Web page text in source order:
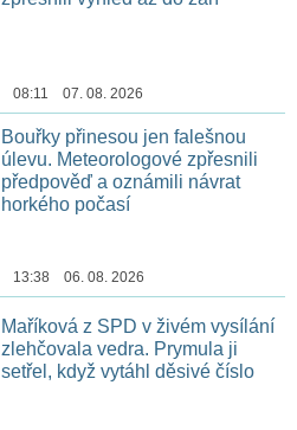
08:11 07. 08. 2026
Bouřky přinesou jen falešnou
úlevu. Meteorologové zpřesnili
předpověď a oznámili návrat
horkého počasí
13:38 06. 08. 2026
Maříková z SPD v živém vysílání
zlehčovala vedra. Prymula ji
setřel, když vytáhl děsivé číslo